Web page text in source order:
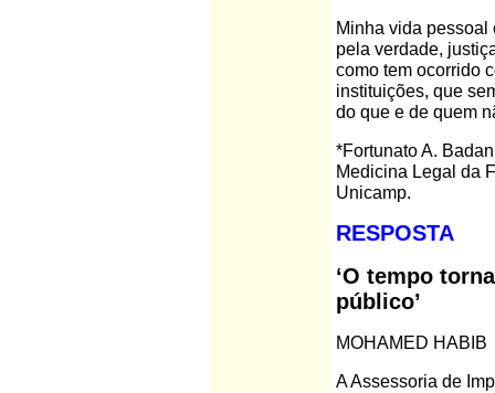
Minha vida pessoal
pela verdade,
como tem ocorrido
instituições, que
do que e de quem
*Fortunato A.
Medicina Legal da
Unicamp.
RESPOSTA
‘O tempo
público’
MOHAMED HABIB
A Assessoria de